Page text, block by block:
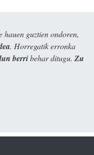
guztien ondoren,
. Horregatik erronka
berribehar ditugu. Zu